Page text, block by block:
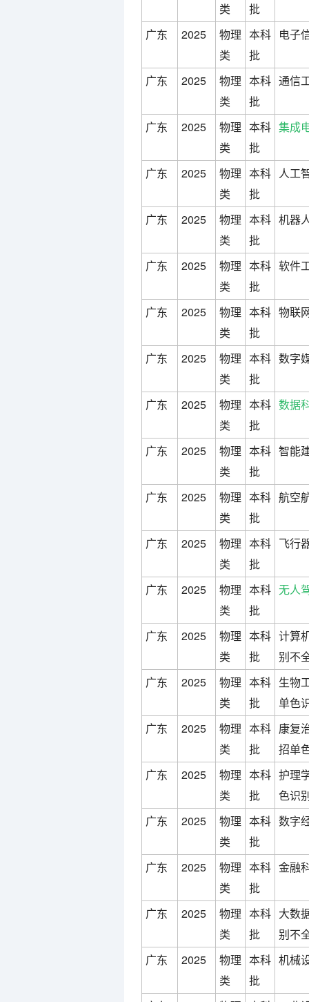
类
批
广东 2025
物理
类
本科
批
电子
广东 2025
物理
类
本科
批
通信
广东 2025
物理
类
本科
批
集成
广东 2025
物理
类
本科
批
人工
广东 2025
物理
类
本科
批
机器
广东 2025
物理
类
本科
批
软件
广东 2025
物理
类
本科
批
物联
广东 2025
物理
类
本科
批
数字
广东 2025
物理
类
本科
批
数据
广东 2025
物理
类
本科
批
智能
广东 2025
物理
类
本科
批
航空
广东 2025
物理
类
本科
批
飞行
广东 2025
物理
类
本科
批
无人
广东 2025
物理
类
本科
批
计算
别不
广东
2025
物理
类
本科
批
生物
单色
广东
2025
物理
类
本科
批
康复
招单
广东
2025
物理
类
本科
批
护理
色识
广东
2025
物理
类
本科
批
数字
广东 2025
物理
类
本科
批
金融
广东 2025
物理
类
本科
批
大数
别不
广东
2025
物理
类
本科
批
机械